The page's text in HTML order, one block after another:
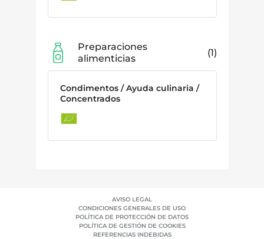
Preparaciones
alimenticias
1
Condimentos / Ayuda culinaria /
Concentrados
AVISO LEGAL
CONDICIONES GENERALES DE USO
POLÍTICA DE PROTECCIÓN DE DATOS
POLÍTICA DE GESTIÓN DE COOKIES
REFERENCIAS INDEBIDAS